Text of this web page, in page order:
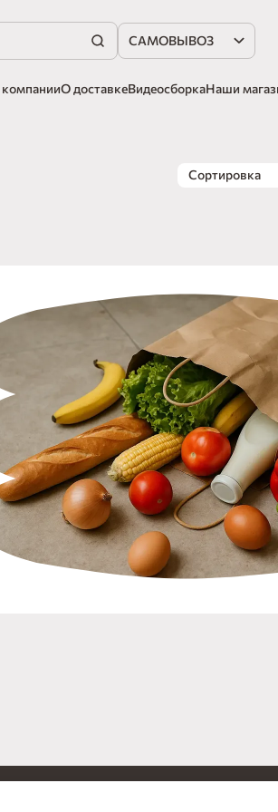
САМОВЫВОЗ
О доставкеВидеосборкаНаши
Сортировка